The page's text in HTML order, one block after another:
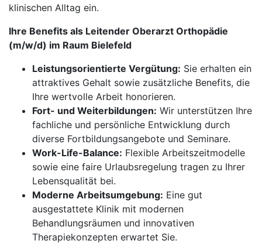
klinischen Alltag ein.
Ihre Benefits als Leitender Oberarzt Orthopädie
(m/w/d) im Raum Bielefeld
Leistungsorientierte Vergütung: Sie erhalten ein
attraktives Gehalt sowie zusätzliche Benefits, die
Ihre wertvolle Arbeit honorieren.
Fort- und Weiterbildungen: Wir unterstützen Ihre
fachliche und persönliche Entwicklung durch
diverse Fortbildungsangebote und Seminare.
Work-Life-Balance: Flexible Arbeitszeitmodelle
sowie eine faire Urlaubsregelung tragen zu Ihrer
Lebensqualität bei.
Moderne Arbeitsumgebung: Eine gut
ausgestattete Klinik mit modernen
Behandlungsräumen und innovativen
Therapiekonzepten erwartet Sie.